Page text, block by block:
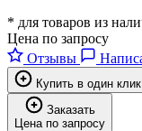
* для товаров из
Цена по запросу
Отзывы
Купить в один клик
Заказать
Цена по запросу